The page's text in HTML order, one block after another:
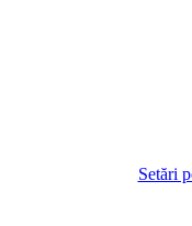
Setări